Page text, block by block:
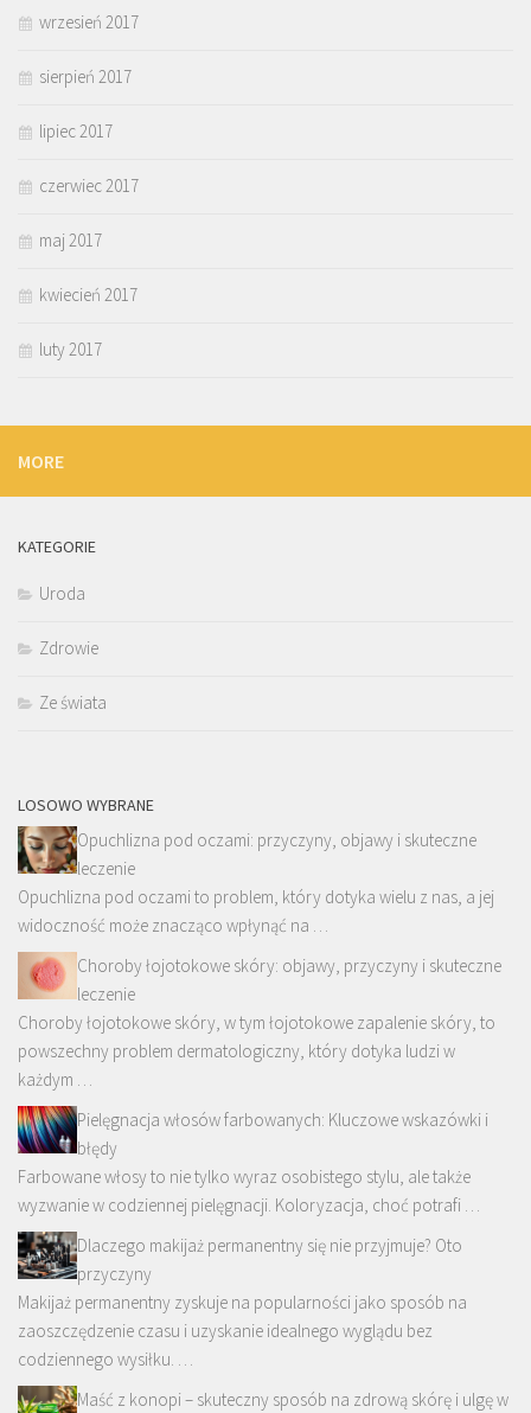
wrzesień 2017
sierpień 2017
lipiec 2017
czerwiec 2017
maj 2017
kwiecień 2017
luty 2017
MORE
KATEGORIE
Uroda
Zdrowie
Ze świata
LOSOWO WYBRANE
Opuchlizna pod oczami: przyczyny, objawy i skuteczne
leczenie
Opuchlizna pod oczami to problem, który dotyka wielu z nas, a jej
widoczność może znacząco wpłynąć na …
Choroby łojotokowe skóry: objawy, przyczyny i skuteczne
leczenie
Choroby łojotokowe skóry, w tym łojotokowe zapalenie skóry, to
powszechny problem dermatologiczny, który dotyka ludzi w
każdym …
Pielęgnacja włosów farbowanych: Kluczowe wskazówki i
błędy
Farbowane włosy to nie tylko wyraz osobistego stylu, ale także
wyzwanie w codziennej pielęgnacji. Koloryzacja, choć potrafi …
Dlaczego makijaż permanentny się nie przyjmuje? Oto
przyczyny
Makijaż permanentny zyskuje na popularności jako sposób na
zaoszczędzenie czasu i uzyskanie idealnego wyglądu bez
codziennego wysiłku. …
Maść z konopi – skuteczny sposób na zdrową skórę i ulgę w